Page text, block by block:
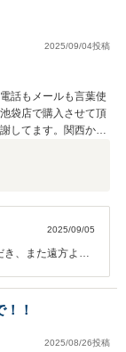
。今後も安心し
心がけてまいり
2025/09/04投稿
話もメールも言葉使
袋店で購入させて頂
してます。関西から
土産などお気遣いも
2025/09/05
き、また遠方より
大変嬉しく思いま
を頂戴し、スタ
いただけますよ
しくお願い申し上
！
2025/08/26投稿